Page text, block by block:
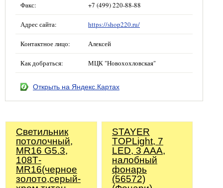
Факс: +7 (499) 220-88-88
Адрес сайта: https://shop220.ru/
Контактное лицо: Алексей
Как добраться: МЦК "Новохохловская"
Открыть на Яндекс.Картах
Светильник
потолочный,
MR16 G5.3,
108Т-
MR16(черное
золото,серый-
STAYER
TOPLight, 7
LED, 3 AAA,
налобный
фонарь
(56572)